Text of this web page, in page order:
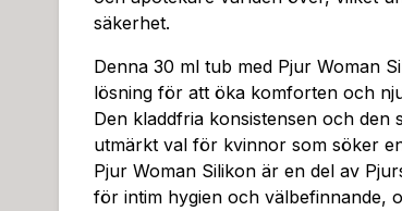
säkerhet.
Denna 30 ml tub med Pjur Woman
lösning för att öka komforten och
Den kladdfria konsistensen och den
utmärkt val för kvinnor som söker
Pjur Woman Silikon är en del av
för intim hygien och välbefinnande,